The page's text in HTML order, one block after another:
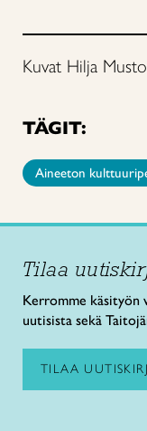
Kuvat Hilja
TÄGIT:
Aineeton
Tilaa
Kerromme käsityön
uutisista sekä
TILAA